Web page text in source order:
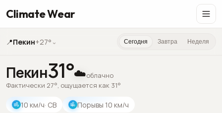
Climate Wear
📍Пекин+27° ⌄ Сегодня Завтра Неделя
Пекин31°☁️облачно
Фактически 27°, ощущается как 31°
10 км/ч· СВ Порывы 10 км/ч